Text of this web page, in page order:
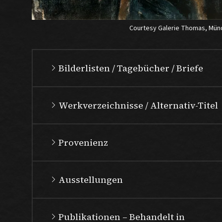
Courtesy Galerie Thomas,
Bilderlisten / Tagebücher / Briefe
Werkverzeichnisse / Alternativ-Titel
Provenienz
Ausstellungen
Publikationen – Behandelt in